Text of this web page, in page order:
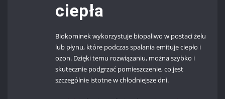
ciepła
Biokominek wykorzystuje biopaliwo w postaci żelu
lub płynu, które podczas spalania emituje ciepło i
ozon. Dzięki temu rozwiązaniu, można szybko i
skutecznie podgrzać pomieszczenie, co jest
szczególnie istotne w chłodniejsze dni.